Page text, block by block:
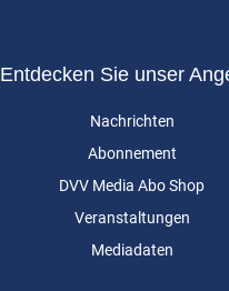
Entdecken Sie unser
Nachrichten
Abonnement
DVV Media Abo Shop
Veranstaltungen
Mediadaten